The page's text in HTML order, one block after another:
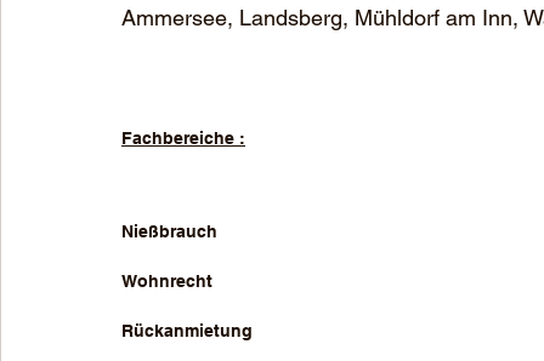
Ammersee, Landsberg, Mühldorf
Fachbereiche :
Nießbrauch
Wohnrecht
Rückanmietung